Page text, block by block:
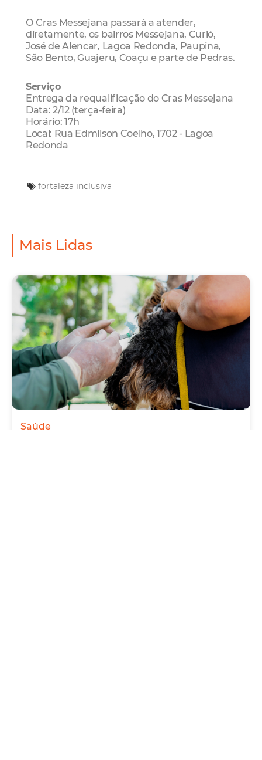
O Cras Messejana passará a atender,
diretamente, os bairros Messejana, Curió,
José de Alencar, Lagoa Redonda, Paupina,
São Bento, Guajeru, Coaçu e parte de Pedras.
Serviço
Entrega da requalificação do Cras Messejana
Data: 2/12 (terça-feira)
Horário: 17h
Local: Rua Edmilson Coelho, 1702 - Lagoa
Redonda
fortaleza inclusiva
Mais Lidas
Saúde